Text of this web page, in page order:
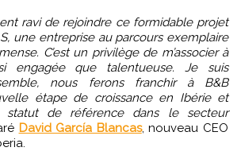
ravi de rejoindre ce formidable projet
une entreprise au parcours exemplaire
C’est un privilège de m’associer à
engagée que talentueuse. Je suis
nous ferons franchir à B&B
étape de croissance en Ibérie et
statut de référence dans le secteur
David García Blancas, nouveau CEO